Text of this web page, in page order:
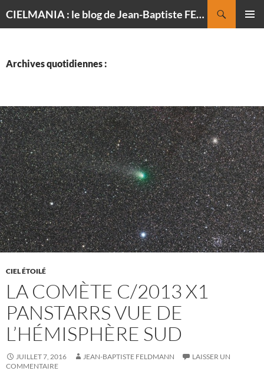
CIELMANIA : le blog de Jean-Baptiste FELDMANN, photographe du ciel
Archives quotidiennes :
CIEL ÉTOILÉ
LA COMÈTE C/2013 X1
PANSTARRS VUE DE
L’HÉMISPHÈRE SUD
JUILLET 7, 2016 JEAN-BAPTISTE FELDMANN
LAISSER UN
COMMENTAIRE